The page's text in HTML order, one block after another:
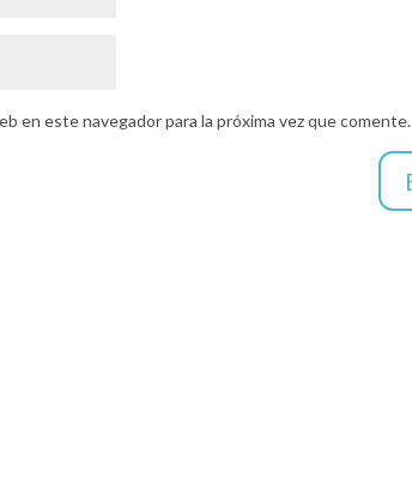
en este navegador para la próxima vez que comente.